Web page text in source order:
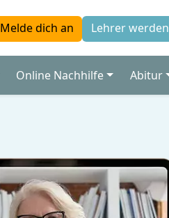
Melde dich an Lehrer werden
Online Nachhilfe Abitur